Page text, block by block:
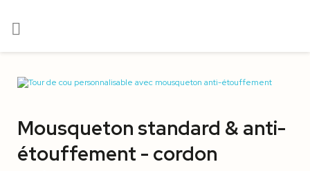

Mousqueton standard & anti-
étouffement - cordon